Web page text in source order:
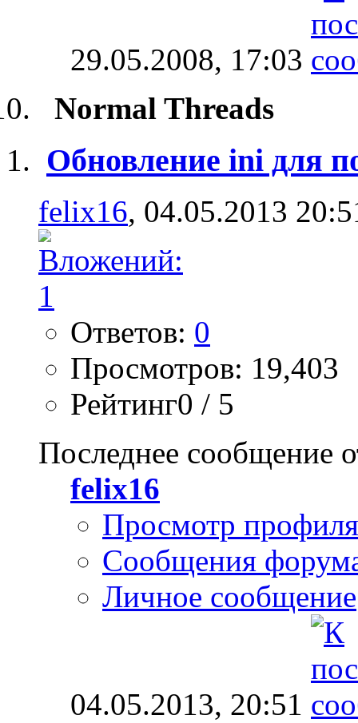
29.05.2008, 17:03
Normal Threads
Обновление ini для
felix16, 04.05.2013
Ответов: 0
Просмотров: 19,403
Рейтинг0 / 5
Последнее сообщение
felix16
Просмотр профиля
Сообщения
Личное сообщение
04.05.2013, 20:51